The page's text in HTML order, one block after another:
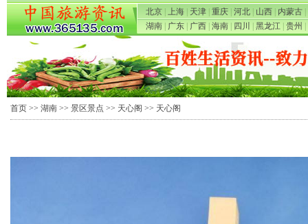
北京 上海 天津 重庆 河北 山西 内蒙古
湖南
广东 广西 海南 四川 黑龙江 贵州
首页 >> 湖南 >> 景区景点 >> 天心阁 >> 天心阁